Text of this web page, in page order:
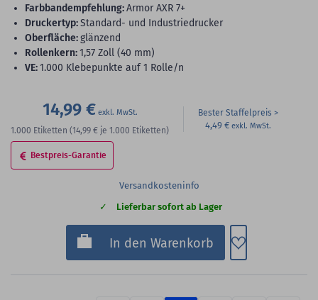
Farbbandempfehlung:Armor AXR 7+
Druckertyp:Standard- und Industriedrucker
Oberfläche:glänzend
Rollenkern:1,57 Zoll (40 mm)
VE:1.000 Klebepunkte auf 1 Rolle/n
14,99 €
1.000 Etiketten (14,99 € je 1.000 Etiketten)
Bester Staffelpreis
4,49 €
Bestpreis-Garantie
Versandkosteninfo
Lieferbar sofort ab Lager
In den Warenkorb Zum